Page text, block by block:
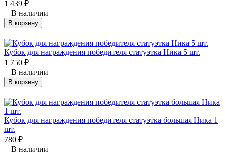
1 439 ₽
В наличии
В корзину
Кубок для награждения победителя статуэтка Ника 5 шт.
1 750 ₽
В наличии
В корзину
Кубок для награждения победителя статуэтка большая Ника 1
шт.
780 ₽
В наличии